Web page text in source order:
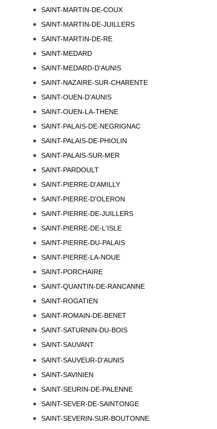
SAINT-MARTIN-DE-COUX
SAINT-MARTIN-DE-JUILLERS
SAINT-MARTIN-DE-RE
SAINT-MEDARD
SAINT-MEDARD-D'AUNIS
SAINT-NAZAIRE-SUR-CHARENTE
SAINT-OUEN-D'AUNIS
SAINT-OUEN-LA-THENE
SAINT-PALAIS-DE-NEGRIGNAC
SAINT-PALAIS-DE-PHIOLIN
SAINT-PALAIS-SUR-MER
SAINT-PARDOULT
SAINT-PIERRE-D'AMILLY
SAINT-PIERRE-D'OLERON
SAINT-PIERRE-DE-JUILLERS
SAINT-PIERRE-DE-L'ISLE
SAINT-PIERRE-DU-PALAIS
SAINT-PIERRE-LA-NOUE
SAINT-PORCHAIRE
SAINT-QUANTIN-DE-RANCANNE
SAINT-ROGATIEN
SAINT-ROMAIN-DE-BENET
SAINT-SATURNIN-DU-BOIS
SAINT-SAUVANT
SAINT-SAUVEUR-D'AUNIS
SAINT-SAVINIEN
SAINT-SEURIN-DE-PALENNE
SAINT-SEVER-DE-SAINTONGE
SAINT-SEVERIN-SUR-BOUTONNE